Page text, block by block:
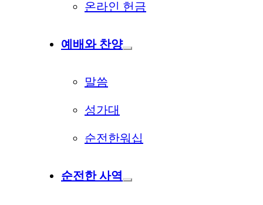
온라인 헌금
예배와 찬양
말씀
성가대
순전한워십
순전한 사역